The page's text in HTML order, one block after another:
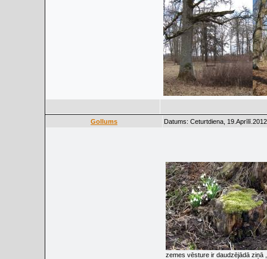
Gollums Datums: Ceturtdiena,
zemes vēsture ir daudzējādā ziņā